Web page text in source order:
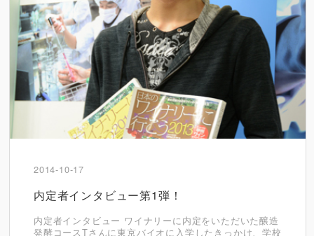
2014-10-17
内定者インタビュー第1弾！
内定者インタビュー ワイナリーに内定をいただいた醸造
発酵コースTさんに東京バイオに入学したきっかけ、学校